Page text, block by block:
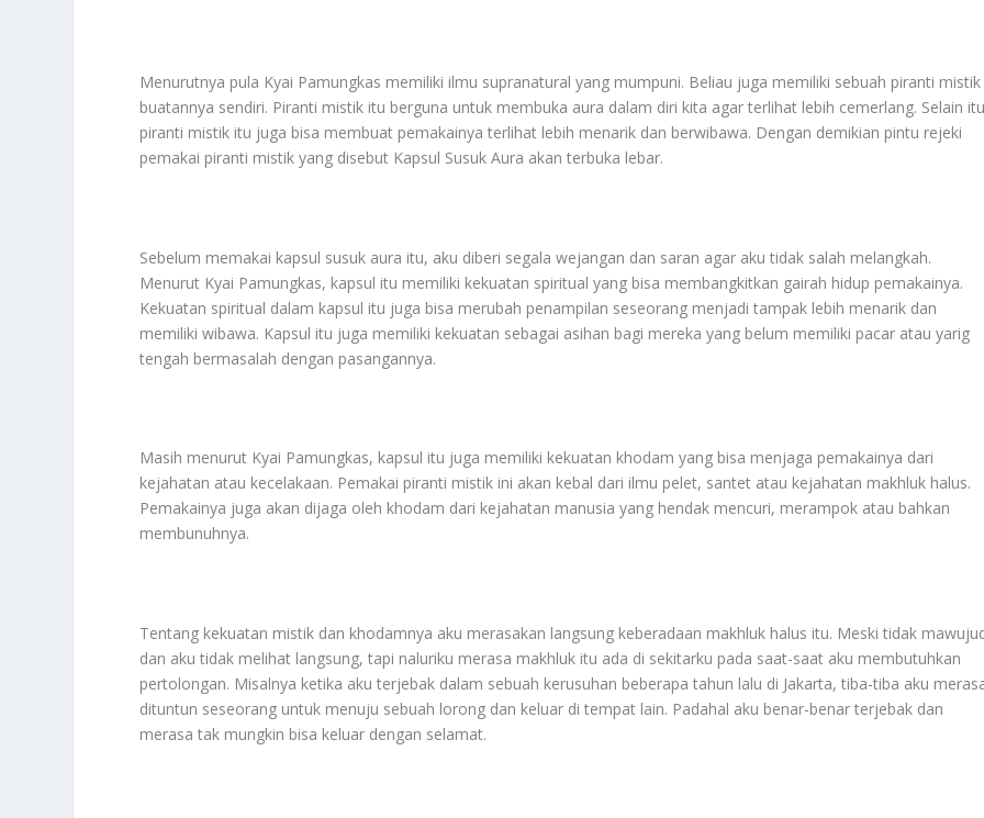
Menurutnya pula Kyai Pamungkas memiliki ilmu supranatural yang mumpuni. Beliau juga memiliki sebuah piranti mistik
buatannya sendiri. Piranti mistik itu berguna untuk membuka aura dalam diri kita agar terlihat lebih cemerlang. Selain
piranti mistik itu juga bisa membuat pemakainya terlihat lebih menarik dan berwibawa. Dengan demikian pintu rejeki
pemakai piranti mistik yang disebut Kapsul Susuk Aura akan terbuka lebar.
Sebelum memakai kapsul susuk aura itu, aku diberi segala wejangan dan saran agar aku tidak salah melangkah.
Menurut Kyai Pamungkas, kapsul itu memiliki kekuatan spiritual yang bisa membangkitkan gairah hidup pemakainya.
Kekuatan spiritual dalam kapsul itu juga bisa merubah penampilan seseorang menjadi tampak lebih menarik dan
memiliki wibawa. Kapsul itu juga memiliki kekuatan sebagai asihan bagi mereka yang belum memiliki pacar atau yarig
tengah bermasalah dengan pasangannya.
Masih menurut Kyai Pamungkas, kapsul itu juga memiliki kekuatan khodam yang bisa menjaga pemakainya dari
kejahatan atau kecelakaan. Pemakai piranti mistik ini akan kebal dari ilmu pelet, santet atau kejahatan makhluk halus.
Pemakainya juga akan dijaga oleh khodam dari kejahatan manusia yang hendak mencuri, merampok atau bahkan
membunuhnya.
Tentang kekuatan mistik dan khodamnya aku merasakan langsung keberadaan makhluk halus itu. Meski tidak
dan aku tidak melihat langsung, tapi naluriku merasa makhluk itu ada di sekitarku pada saat-saat aku membutuhkan
pertolongan. Misalnya ketika aku terjebak dalam sebuah kerusuhan beberapa tahun lalu di Jakarta, tiba-tiba aku
dituntun seseorang untuk menuju sebuah lorong dan keluar di tempat lain. Padahal aku benar-benar terjebak dan
merasa tak mungkin bisa keluar dengan selamat.